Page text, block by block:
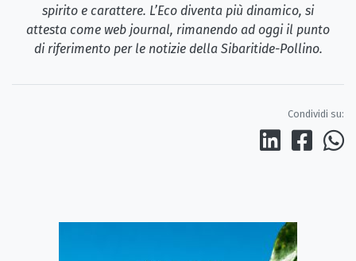
spirito e carattere. L’Eco diventa più dinamico, si
attesta come web journal, rimanendo ad oggi il punto
di riferimento per le notizie della Sibaritide-Pollino.
Condividi su: